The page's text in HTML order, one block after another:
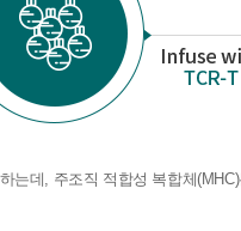
는데, 주조직 적합성 복합체